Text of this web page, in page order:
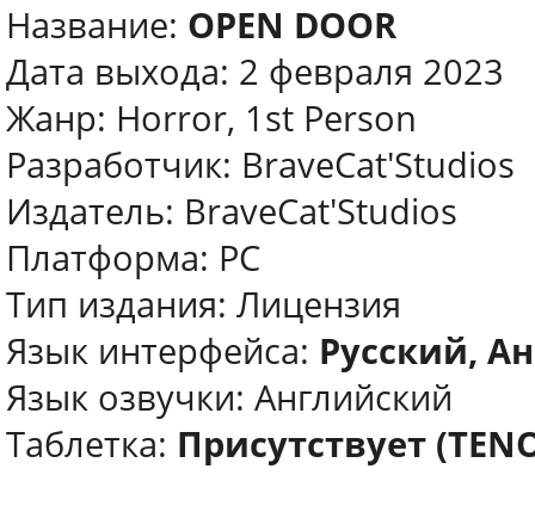
Название: OPEN DOOR
Дата выхода: 2 февраля 2023
Жанр: Horror, 1st Person
Разработчик: BraveCat'Studios
Издатель: BraveCat'Studios
Платформа: PC
Тип издания: Лицензия
Язык интерфейса: Русский,
Язык озвучки: Английский
Таблетка: Присутствует